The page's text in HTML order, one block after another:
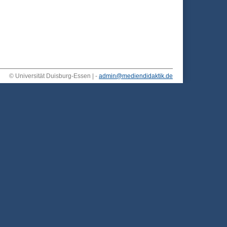
© Universität Duisburg-Essen | - admin@mediendidaktik.de